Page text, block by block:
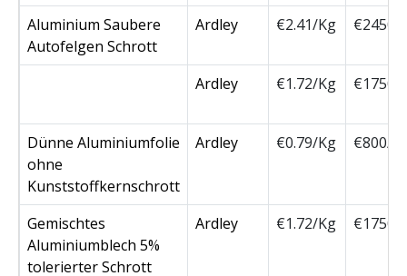
Aluminium Saubere
Autofelgen Schrott
Ardley €2.41/Kg €2450/
Ardley €1.72/Kg €1750/
Dünne Aluminiumfolie
ohne
Kunststoffkernschrott
Ardley €0.79/Kg €800/
Gemischtes
Aluminiumblech 5%
tolerierter Schrott
Ardley €1.72/Kg €1750/